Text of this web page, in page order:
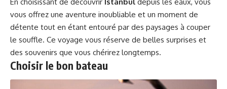
vous offrez une aventure inoubliable et un moment de
détente tout en étant entouré par des paysages à couper
le souffle. Ce voyage vous réserve de belles surprises et
des souvenirs que vous chérirez longtemps.
Choisir le bon bateau